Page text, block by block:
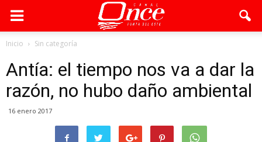
Inicio Sin categoría
Antía: el tiempo nos va a dar la
razón, no hubo daño ambiental
16 enero 2017